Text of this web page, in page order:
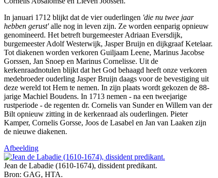
In januari 1712 blijkt dat de vier ouderlingen 'die nu twee jaar
hebben gerust'alle nog in leven zijn. Ze worden eenparig opnieuw
genomineerd. Het betreft burgemeester Adriaan Eversdijk,
burgemeester Adolf Westerwijk, Jasper Bruijn en dijkgraaf Ketelaar.
Tot diakenen worden verkoren Guiljaam Leene, Marinus Jacobse
Gorssen, Jan Snoep en Marinus Cornelisse. Uit de
kerkenraadnotulen blijkt dat het God behaagd heeft onze verkoren
medebroeder ouderling Jasper Bruijn daags voor de bevestiging uit
deze wereld tot Hem te nemen. In zijn plaats wordt gekozen de 88-
jarige Machiel Boudens. In 1713 nemen - na een tweejarige
rustperiode - de regenten dr. Cornelis van Sunder en Willem van der
Bilt opnieuw zitting in de kerkenraad als ouderlingen. Pieter
Kamper, Cornelis Gorsse, Joos de Lasabel en Jan van Laaken zijn
de nieuwe diakenen.
Afbeelding
Jean de Labadie (1610-1674), dissident predikant.
Bron: GAG, HTA.